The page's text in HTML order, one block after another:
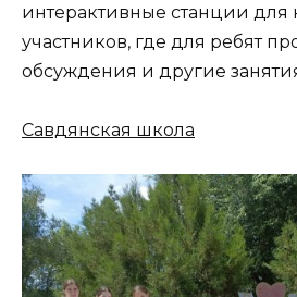
интерактивные станции для
участников, где для ребят
обсуждения и другие
Савдянская школа